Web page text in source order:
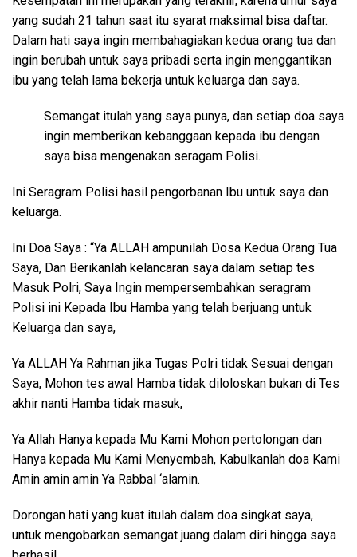
yang sudah 21 tahun saat itu syarat maksimal bisa daftar.
Dalam hati saya ingin membahagiakan kedua orang tua dan
ingin berubah untuk saya pribadi serta ingin menggantikan
ibu yang telah lama bekerja untuk keluarga dan saya.
Semangat itulah yang saya punya, dan setiap doa saya
ingin memberikan kebanggaan kepada ibu dengan
saya bisa mengenakan seragam Polisi.
Ini Seragram Polisi hasil pengorbanan Ibu untuk saya dan
keluarga.
Ini Doa Saya : “Ya ALLAH ampunilah Dosa Kedua Orang Tua
Saya, Dan Berikanlah kelancaran saya dalam setiap tes
Masuk Polri, Saya Ingin mempersembahkan seragram
Polisi ini Kepada Ibu Hamba yang telah berjuang untuk
Keluarga dan saya,
Ya ALLAH Ya Rahman jika Tugas Polri tidak Sesuai dengan
Saya, Mohon tes awal Hamba tidak diloloskan bukan di Tes
akhir nanti Hamba tidak masuk,
Ya Allah Hanya kepada Mu Kami Mohon pertolongan dan
Hanya kepada Mu Kami Menyembah, Kabulkanlah doa Kami
Amin amin amin Ya Rabbal ‘alamin.
Dorongan hati yang kuat itulah dalam doa singkat saya,
untuk mengobarkan semangat juang dalam diri hingga saya